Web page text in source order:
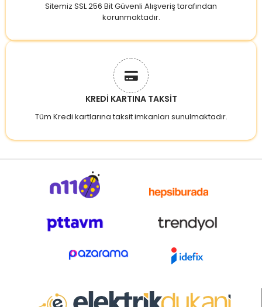
Sitemiz SSL 256 Bit Güvenli Alışveriş tarafından
korunmaktadır.
KREDİ KARTINA TAKSİT
Tüm Kredi kartlarına taksit imkanları sunulmaktadır.